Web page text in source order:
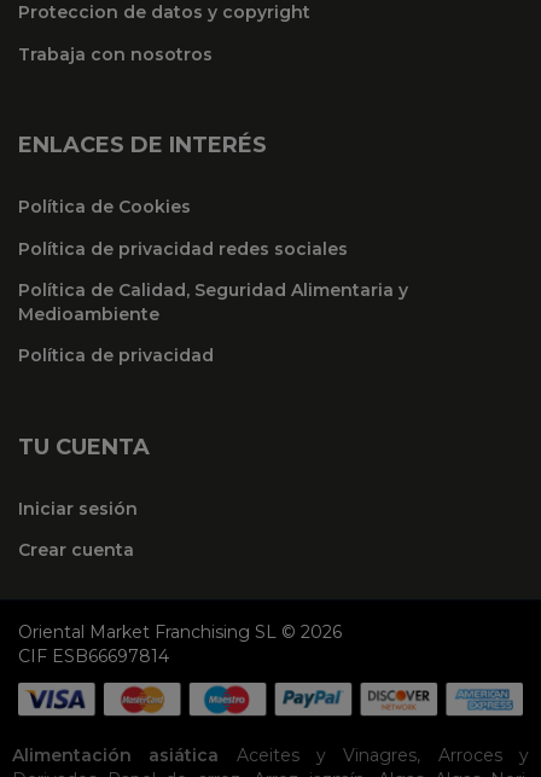
Proteccion de datos y copyright
Trabaja con nosotros
ENLACES DE INTERÉS
Política de Cookies
Política de privacidad redes sociales
Política de Calidad, Seguridad Alimentaria y
Medioambiente
Política de privacidad
TU CUENTA
Iniciar sesión
Crear cuenta
Oriental Market Franchising SL © 2026
CIF ESB66697814
Alimentación asiática Aceites y Vinagres, Arroces y